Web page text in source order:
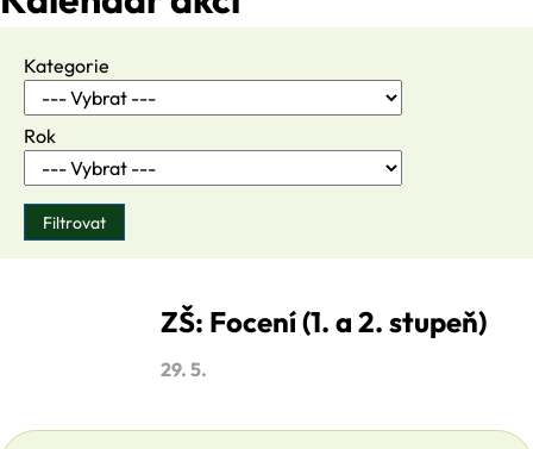
Kategorie
Rok
ZŠ: Focení (1. a 2. stupeň)
29. 5.